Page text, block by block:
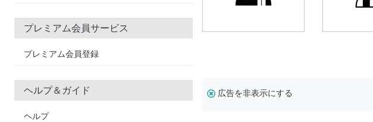
プレミアム会員サービス
プレミアム会員登録
ヘルプ＆ガイド
ヘルプ
広告を非表示にする